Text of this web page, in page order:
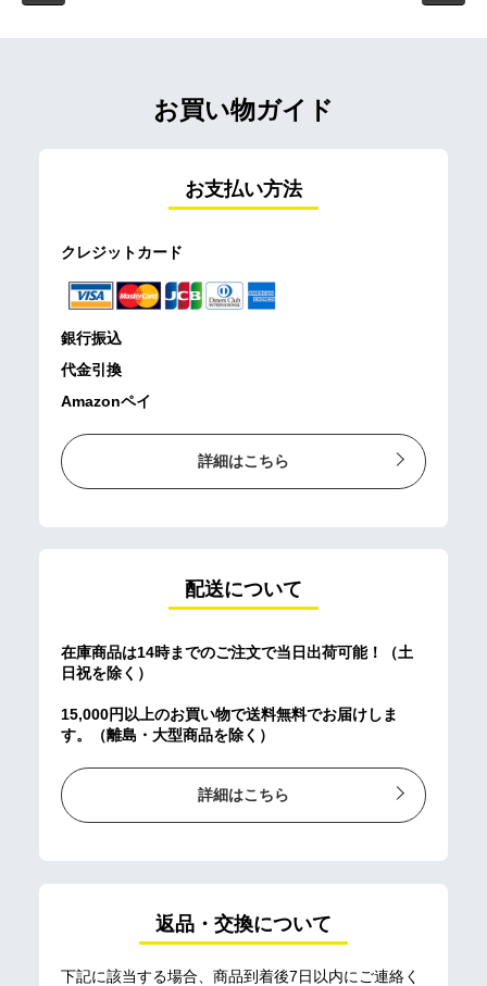
お買い物ガイド
お支払い方法
クレジットカード
銀行振込
代金引換
Amazonペイ
詳細はこちら
配送について
在庫商品は14時までのご注文で当日出荷可能！（土
日祝を除く）
15,000円以上のお買い物で送料無料でお届けしま
す。（離島・大型商品を除く）
詳細はこちら
返品・交換について
下記に該当する場合、商品到着後7日以内にご連絡く